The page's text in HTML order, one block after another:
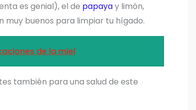
es genial), el de papayay limón,
muy buenos para limpiar tu hígado.
de la miel
también para una salud de este